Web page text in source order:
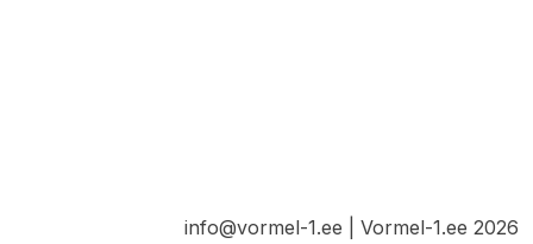
info@vormel-1.ee | Vormel-1.ee 2026